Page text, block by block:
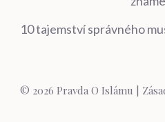
10 tajemství správného
© 2026 Pravda O Islámu |